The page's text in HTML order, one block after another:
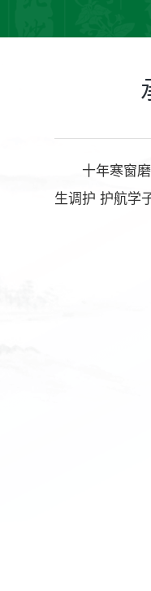
十年寒窗
生调护 护航学